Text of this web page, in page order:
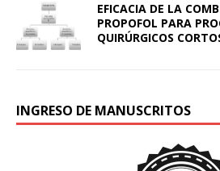
EFICACIA DE LA
PROPOFOL PARA
QUIRÚRGICOS
INGRESO DE MANUSCRITOS